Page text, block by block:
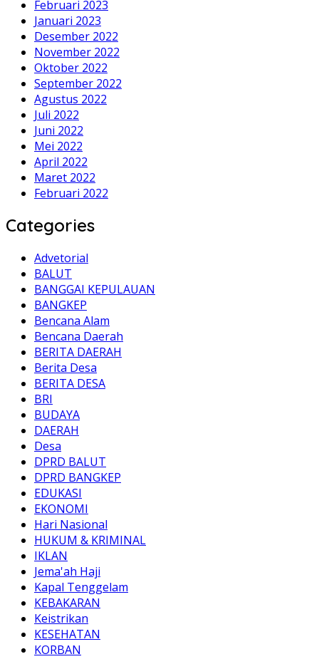
Februari 2023
Januari 2023
Desember 2022
November 2022
Oktober 2022
September 2022
Agustus 2022
Juli 2022
Juni 2022
Mei 2022
April 2022
Maret 2022
Februari 2022
Categories
Advetorial
BALUT
BANGGAI KEPULAUAN
BANGKEP
Bencana Alam
Bencana Daerah
BERITA DAERAH
Berita Desa
BERITA DESA
BRI
BUDAYA
DAERAH
Desa
DPRD BALUT
DPRD BANGKEP
EDUKASI
EKONOMI
Hari Nasional
HUKUM & KRIMINAL
IKLAN
Jema'ah Haji
Kapal Tenggelam
KEBAKARAN
Keistrikan
KESEHATAN
KORBAN